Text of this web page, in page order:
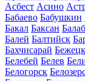
Асбест Асино
Бабаево Бабушкин
Бакал Баксан
Балей Балтийск
Бахчисарай Бежецк
Белебей Белев
Белогорск